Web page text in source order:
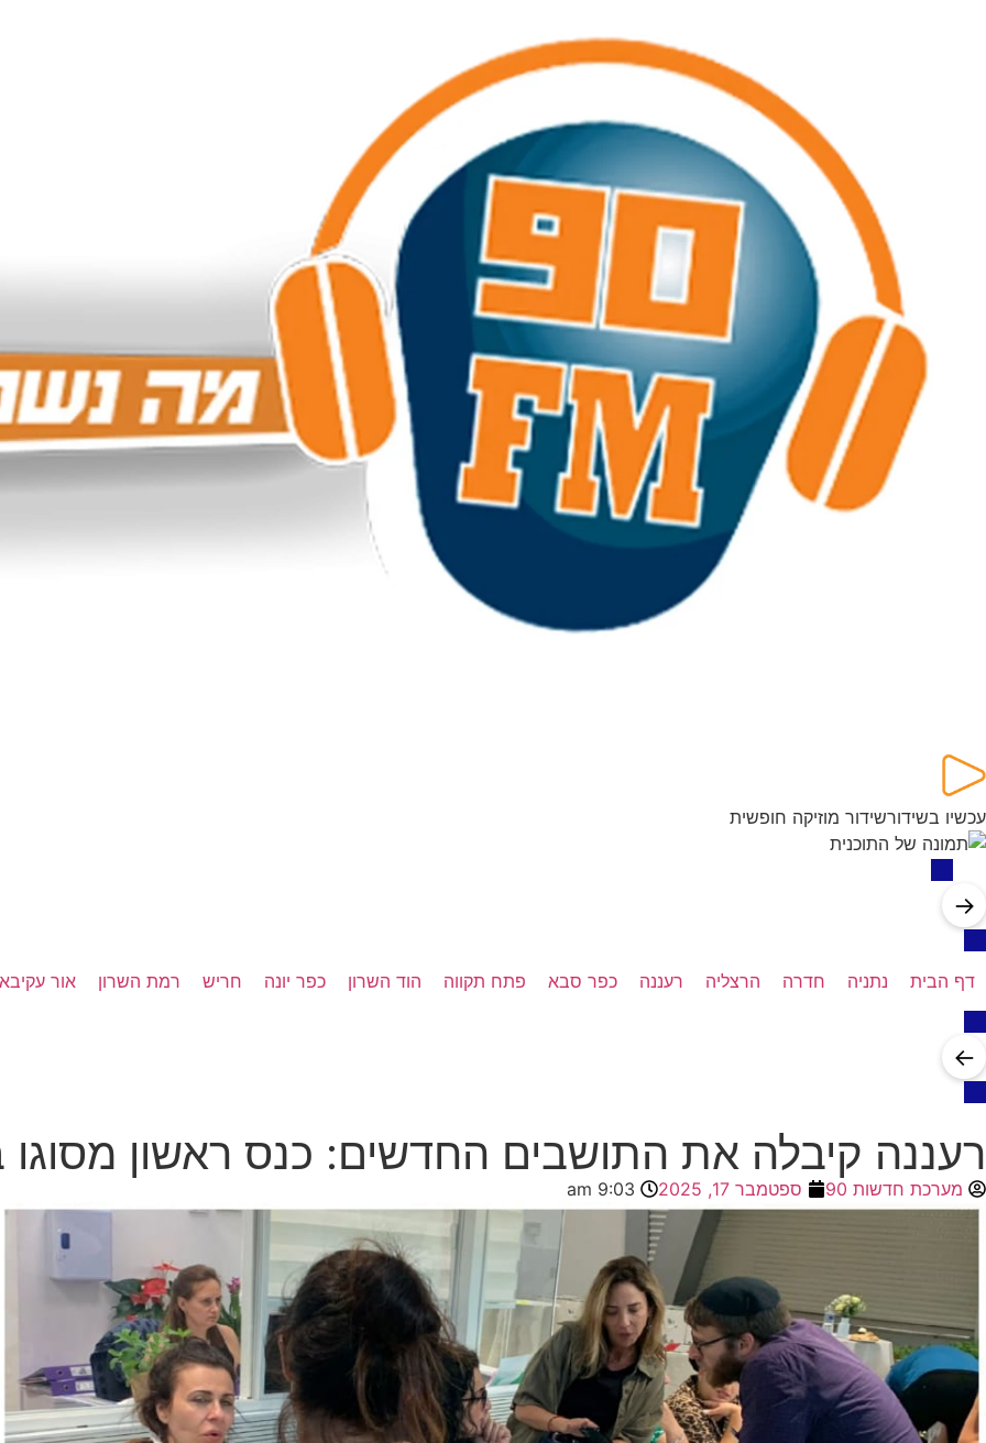
עכשיו בשידורשידור מוזיקה חופשית
→
דף הבית נתניה חדרה הרצליה רעננה כפר סבא פתח תקווה הוד השרון כפר יונה חריש רמת השרון אור עקיבא
←
רעננה קיבלה את התושבים החדשים: כנס ראשון מסוגו
מערכת חדשות 90 ספטמבר 17, 2025 9:03 am